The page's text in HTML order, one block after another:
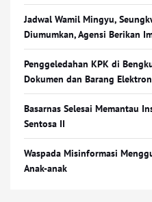
Jadwal Wamil Mingyu,
Diumumkan, Agensi Berikan
Penggeledahan KPK di
Dokumen dan Barang
Basarnas Selesai Memantau
Sentosa II
Waspada Misinformasi
Anak-anak